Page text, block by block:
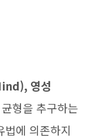
영성
형을 추구하는
에 의존하지